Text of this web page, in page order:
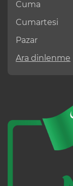
Cuma
Cumartesi
Pazar
Ara dinlenme